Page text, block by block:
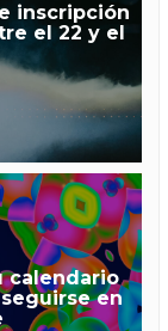
inscripción
el 22 y el
calendario
en